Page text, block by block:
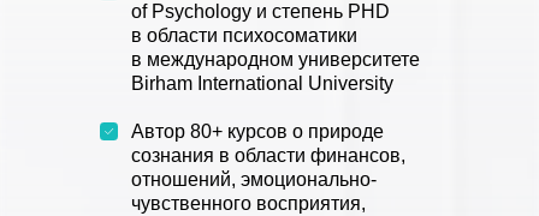
of Psychology и степень PHD
в области психосоматики
в международном университете
Birham International University
Автор 80+ курсов о природе
сознания в области финансов,
отношений, эмоционально-
чувственного восприятия,